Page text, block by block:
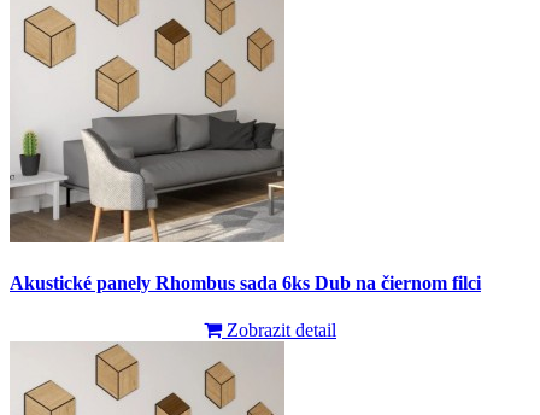
Akustické panely Rhombus sada 6ks Dub na čiernom filci
Zobrazit detail